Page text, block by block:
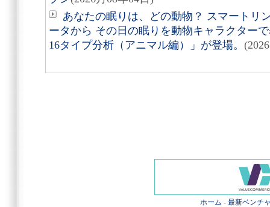
あなたの眠りは、どの動物？ スマートリ
ータから その日の眠りを動物キャラクター
16タイプ分析（アニマル編）」が登場。
ホーム - 最新ベンチ